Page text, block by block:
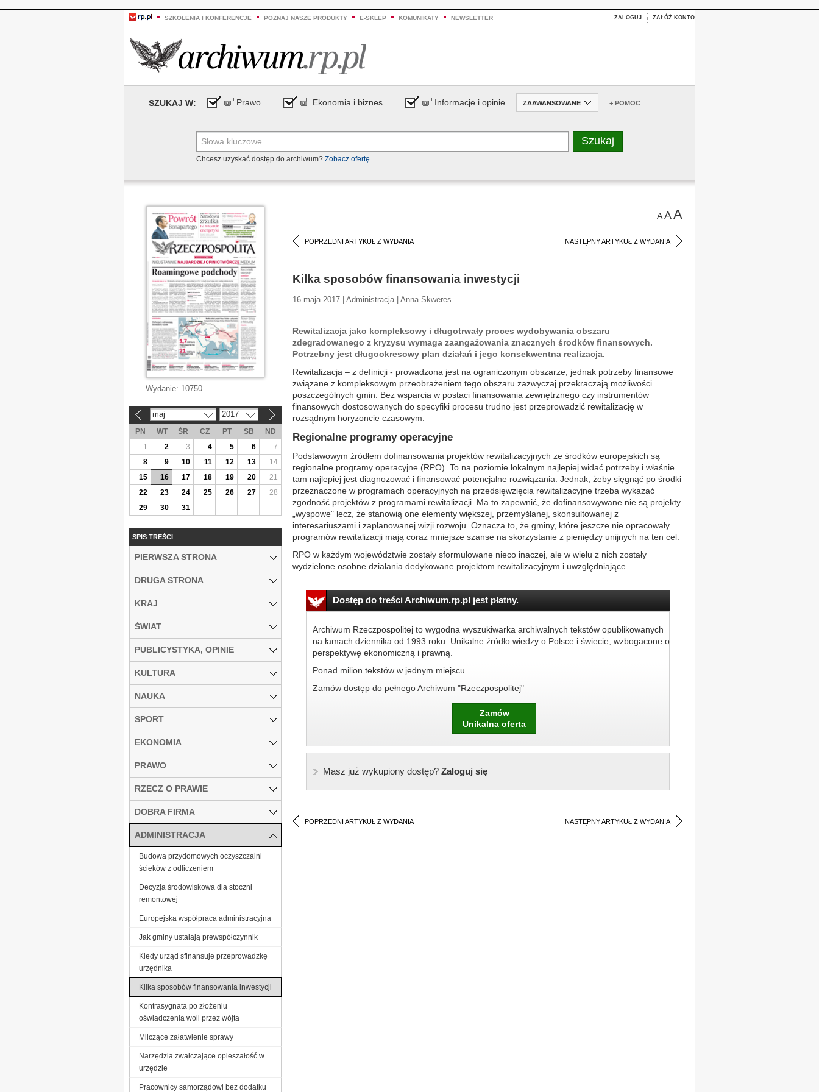
SZKOLENIA I KONFERENCJE POZNAJ NASZE PRODUKTY E-SKLEP KOMUNIKATY NEWSLETTER ZALOGUJ ZAŁÓŻ KONTO
SZUKAJ W: Prawo Ekonomia i biznes Informacje i opinie ZAAWANSOWANE + POMOC
Chcesz uzyskać dostęp do archiwum? Zobacz ofertę
AAA
POPRZEDNI ARTYKUŁ Z WYDANIA NASTĘPNY ARTYKUŁ Z WYDANIA
Kilka sposobów finansowania inwestycji
16 maja 2017 | Administracja | Anna Skweres
Rewitalizacja jako kompleksowy i długotrwały proces wydobywania obszaru
zdegradowanego z kryzysu wymaga zaangażowania znacznych środków finansowych.
Potrzebny jest długookresowy plan działań i jego konsekwentna realizacja.
Rewitalizacja – z definicji - prowadzona jest na ograniczonym obszarze, jednak potrzeby finansowe
związane z kompleksowym przeobrażeniem tego obszaru zazwyczaj przekraczają możliwości
poszczególnych gmin. Bez wsparcia w postaci finansowania zewnętrznego czy instrumentów
finansowych dostosowanych do specyfiki procesu trudno jest przeprowadzić rewitalizację w
rozsądnym horyzoncie czasowym.
Regionalne programy operacyjne
Podstawowym źródłem dofinansowania projektów rewitalizacyjnych ze środków europejskich są
regionalne programy operacyjne (RPO). To na poziomie lokalnym najlepiej widać potrzeby i właśnie
tam najlepiej jest diagnozować i finansować potencjalne rozwiązania. Jednak, żeby sięgnąć po środki
przeznaczone w programach operacyjnych na przedsięwzięcia rewitalizacyjne trzeba wykazać
zgodność projektów z programami rewitalizacji. Ma to zapewnić, że dofinansowywane nie są projekty
„wyspowe" lecz, że stanowią one elementy większej, przemyślanej, skonsultowanej z
interesariuszami i zaplanowanej wizji rozwoju. Oznacza to, że gminy, które jeszcze nie opracowały
programów rewitalizacji mają coraz mniejsze szanse na skorzystanie z pieniędzy unijnych na ten cel.
RPO w każdym województwie zostały sformułowane nieco inaczej, ale w wielu z nich zostały
wydzielone osobne działania dedykowane projektom rewitalizacyjnym i uwzględniające...
Dostęp do treści Archiwum.rp.pl jest płatny.
Archiwum Rzeczpospolitej to wygodna wyszukiwarka archiwalnych tekstów opublikowanych
na łamach dziennika od 1993 roku. Unikalne źródło wiedzy o Polsce i świecie, wzbogacone o
perspektywę ekonomiczną i prawną.
Ponad milion tekstów w jednym miejscu.
Zamów dostęp do pełnego Archiwum "Rzeczpospolitej"
Zamów
Unikalna oferta
Masz już wykupiony dostęp?Zaloguj się
POPRZEDNI ARTYKUŁ Z WYDANIA NASTĘPNY ARTYKUŁ Z WYDANIA
Wydanie: 10750
maj 2017
PN WT ŚR CZ PT SB
ND
1
2 3 4 5 6
7
8
9 10 11 12 13
14
15
16 17 18 19 20
21
22
23 24 25 26 27
28
29
30 31
SPIS TREŚCI
PIERWSZA STRONA
DRUGA STRONA
KRAJ
ŚWIAT
PUBLICYSTYKA, OPINIE
KULTURA
NAUKA
SPORT
EKONOMIA
PRAWO
RZECZ O PRAWIE
DOBRA FIRMA
ADMINISTRACJA
Budowa przydomowych oczyszczalni
ścieków z odliczeniem
Decyzja środowiskowa dla stoczni
remontowej
Europejska współpraca administracyjna
Jak gminy ustalają prewspółczynnik
Kiedy urząd sfinansuje przeprowadzkę
urzędnika
Kilka sposobów finansowania inwestycji
Kontrasygnata po złożeniu
oświadczenia woli przez wójta
Milczące załatwienie sprawy
Narzędzia zwalczające opieszałość w
urzędzie
Pracownicy samorządowi bez dodatku